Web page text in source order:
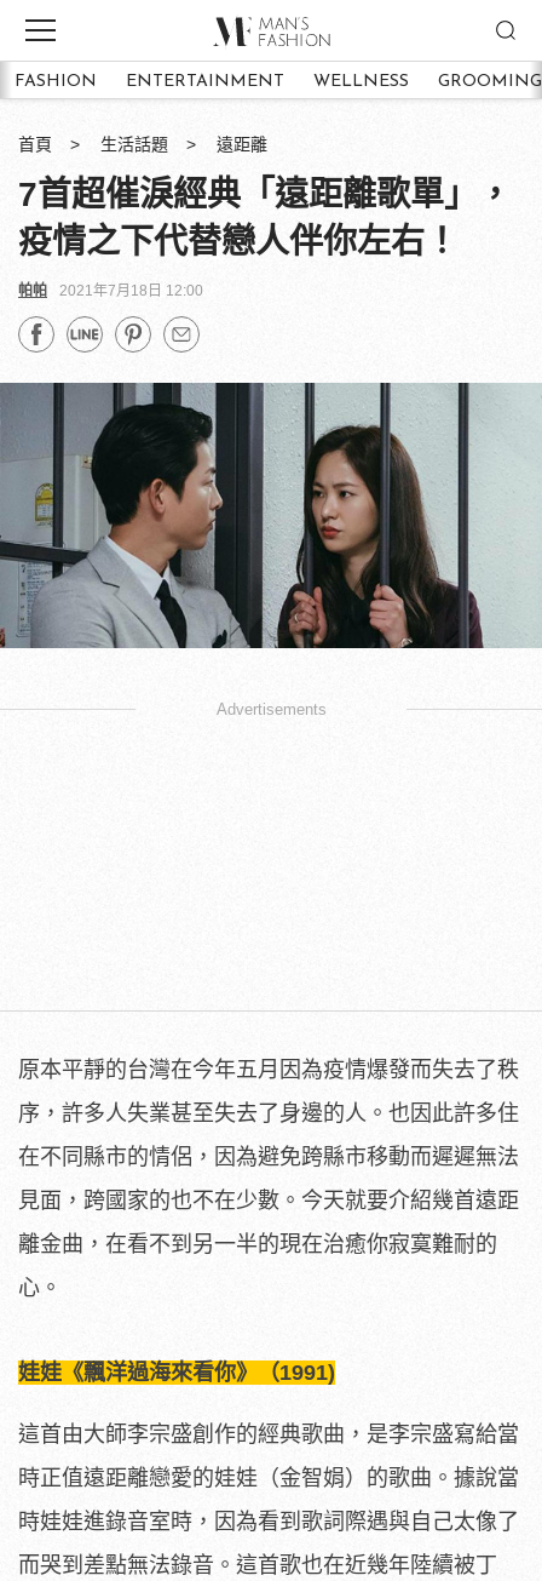
FASHION ENTERTAINMENT WELLNESS GROOMING
首頁 生活話題 遠距離
7首超催淚經典「遠距離歌單」，
疫情之下代替戀人伴你左右！
帕帕 2021年7月18日 12:00
Advertisements
原本平靜的台灣在今年五月因為疫情爆發而失去了秩
序，許多人失業甚至失去了身邊的人。也因此許多住
在不同縣市的情侶，因為避免跨縣市移動而遲遲無法
見面，跨國家的也不在少數。今天就要介紹幾首遠距
離金曲，在看不到另一半的現在治癒你寂寞難耐的
心。
娃娃《飄洋過海來看你》（1991)
這首由大師李宗盛創作的經典歌曲，是李宗盛寫給當
時正值遠距離戀愛的娃娃（金智娟）的歌曲。據說當
時娃娃進錄音室時，因為看到歌詞際遇與自己太像了
而哭到差點無法錄音。這首歌也在近幾年陸續被丁